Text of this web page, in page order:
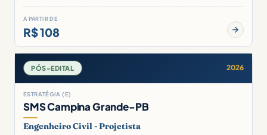
A PARTIR DE
R$ 108
PÓS-EDITAL 2026
ESTRATÉGIA (E)
SMS Campina Grande-PB
Engenheiro Civil - Projetista